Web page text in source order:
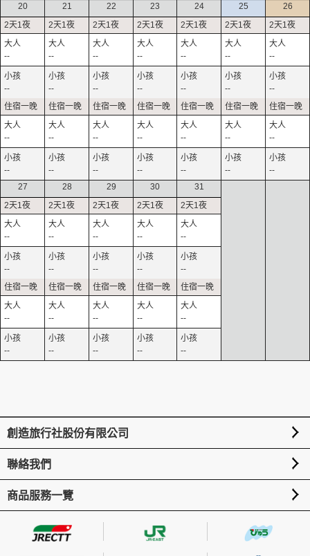
20
--
--
--
--
21
--
--
--
--
22
--
--
--
--
23
--
--
--
--
24
--
--
--
--
25
--
--
--
--
26
--
--
--
--
27
--
--
--
--
28
--
--
--
--
29
--
--
--
--
30
--
--
--
--
31
--
--
--
--
創造旅行社股份有限公司
聯絡我們
商品服務一覽